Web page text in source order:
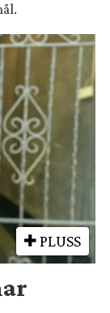
PLUSS